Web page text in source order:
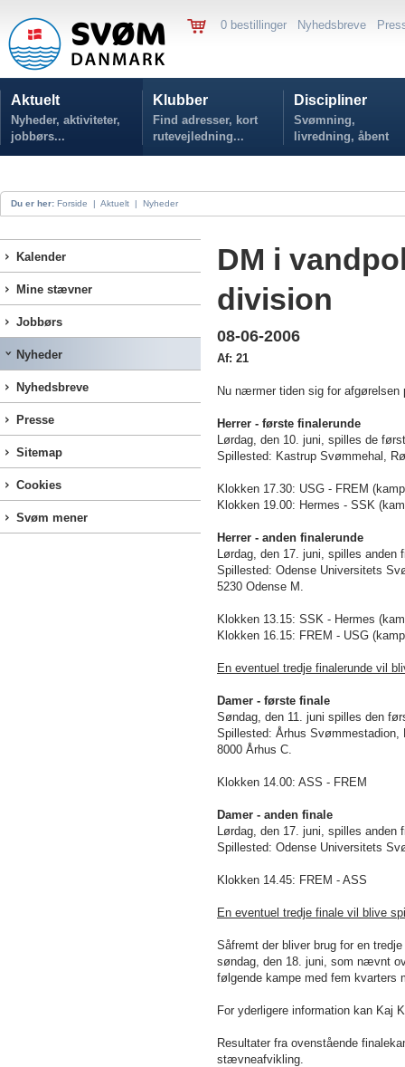
0 bestillinger Nyhedsbreve
Aktuelt
Nyheder, aktiviteter,
jobbørs...
Klubber
Find adresser, kort
rutevejledning...
Discipliner
Svømning,
livredning, åbent
vand...
Du er her: Forside | Aktuelt | Nyheder
Kalender
Mine stævner
Jobbørs
Nyheder
Nyhedsbreve
Presse
Sitemap
Cookies
Svøm mener
DM i
division
08-06-2006
Af: 21
Nu nærmer tiden sig for afgørelsen
Herrer - første finalerunde
Lørdag, den 10. juni, spilles de
Spillested: Kastrup Svømmehal,
Klokken 17.30: USG - FREM
Klokken 19.00: Hermes - SSK
Herrer - anden finalerunde
Lørdag, den 17. juni, spilles anden
Spillested: Odense Universitets
5230 Odense M.
Klokken 13.15: SSK - Hermes
Klokken 16.15: FREM - USG
En eventuel tredje finalerunde vil
Damer - første finale
Søndag, den 11. juni spilles den
Spillested: Århus Svømmestadion,
8000 Århus C.
Klokken 14.00: ASS - FREM
Damer - anden finale
Lørdag, den 17. juni, spilles anden
Spillested: Odense Universitets
Klokken 14.45: FREM - ASS
En eventuel tredje finale vil blive
Såfremt der bliver brug for en
søndag, den 18. juni, som nævnt
følgende kampe med fem
For yderligere information kan Kaj
Resultater fra ovenstående
stævneafvikling.